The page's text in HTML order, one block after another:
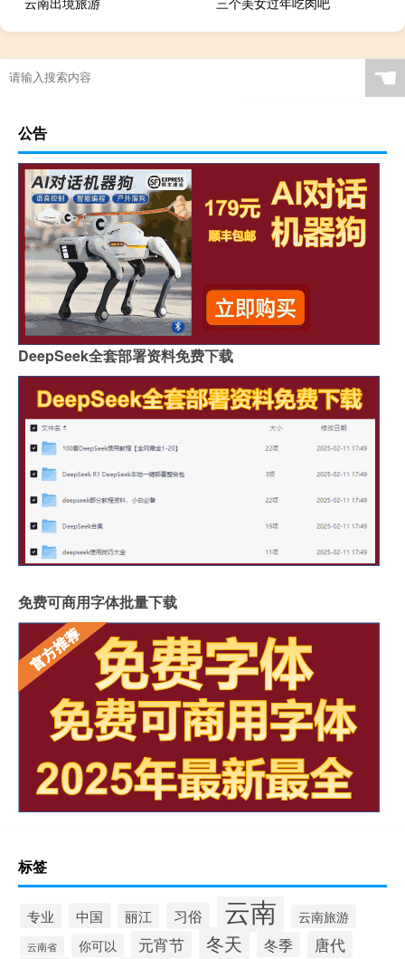
☚
公告
DeepSeek全套部署资料免费下载
免费可商用字体批量下载
标签
专业 中国 丽江 习俗 云南 云南旅游
云南省 你可以 元宵节 冬天 冬季 唐代